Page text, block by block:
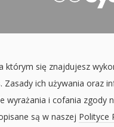
którym się znajdujesz
Zasady ich używania oraz
wyrażania i cofania zgody
są w naszej Polityce